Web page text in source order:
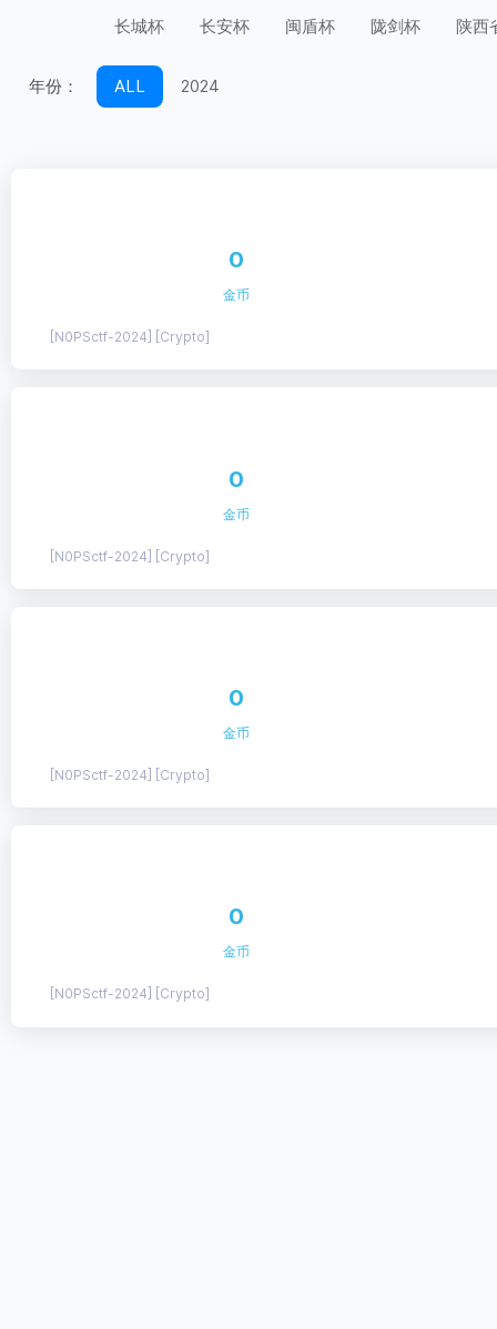
长城杯
长安杯 闽盾杯 陇剑杯 陕西
年份： ALL 2024
0
金币
[N0PSctf-2024] [Crypto]
0
金币
[N0PSctf-2024] [Crypto]
0
金币
[N0PSctf-2024] [Crypto]
0
金币
[N0PSctf-2024] [Crypto]